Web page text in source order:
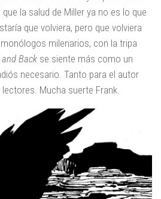
la salud de Miller ya no es lo que
que volviera, pero que volviera
milenarios, con la tripa
and Back se siente más como un
necesario. Tanto para el autor
Mucha suerte Frank.